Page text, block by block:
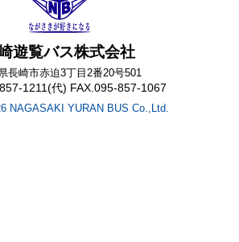
遊覧バス株式会社
長崎市赤迫3丁目2番20号501
1211(代) FAX.095-857-1067
NAGASAKI YURAN BUS Co.,Ltd.